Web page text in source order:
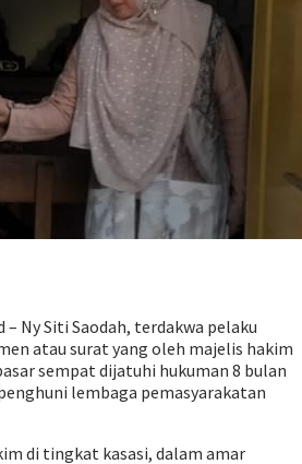
– Ny Siti Saodah, terdakwa pelaku
atau surat yang oleh majelis hakim
sempat dijatuhi hukuman 8 bulan
lembaga pemasyarakatan
di tingkat kasasi, dalam amar